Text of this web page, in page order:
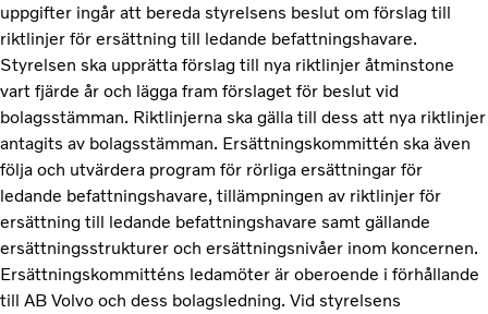
uppgifter ingår att bereda styrelsens beslut om förslag till
riktlinjer för ersättning till ledande befattningshavare.
Styrelsen ska upprätta förslag till nya riktlinjer åtminstone
vart fjärde år och lägga fram förslaget för beslut vid
bolagsstämman. Riktlinjerna ska gälla till dess att nya riktlinjer
antagits av bolagsstämman. Ersättningskommittén ska även
följa och utvärdera program för rörliga ersättningar för
ledande befattningshavare, tillämpningen av riktlinjer för
ersättning till ledande befattningshavare samt gällande
ersättningsstrukturer och ersättningsnivåer inom koncernen.
Ersättningskommitténs ledamöter är oberoende i förhållande
till AB Volvo och dess bolagsledning. Vid styrelsens